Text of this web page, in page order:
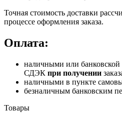
Точная стоимость доставки
процессе оформления заказа.
Оплата:
наличными или банковской
СДЭК при получении
наличными в пункте
безналичным банковским
Товары